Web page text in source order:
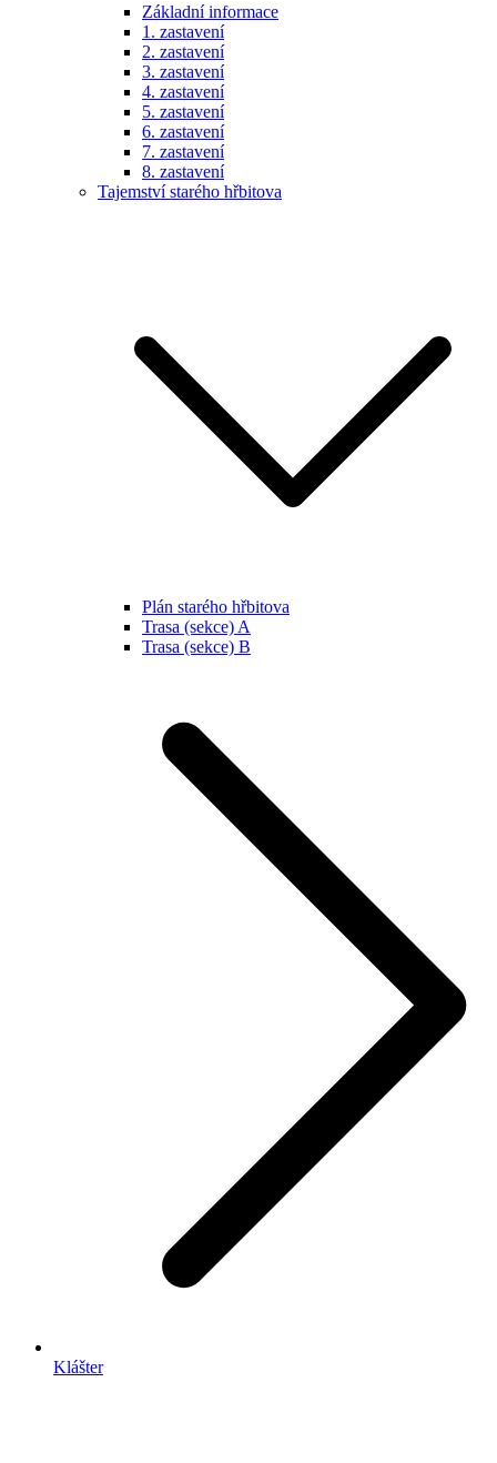
Základní informace
1. zastavení
2. zastavení
3. zastavení
4. zastavení
5. zastavení
6. zastavení
7. zastavení
8. zastavení
Tajemství starého hřbitova
Plán starého hřbitova
Trasa (sekce) A
Trasa (sekce) B
Klášter